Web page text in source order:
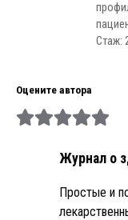
Стаж:
Оцените автора
Журнал о
Простые и